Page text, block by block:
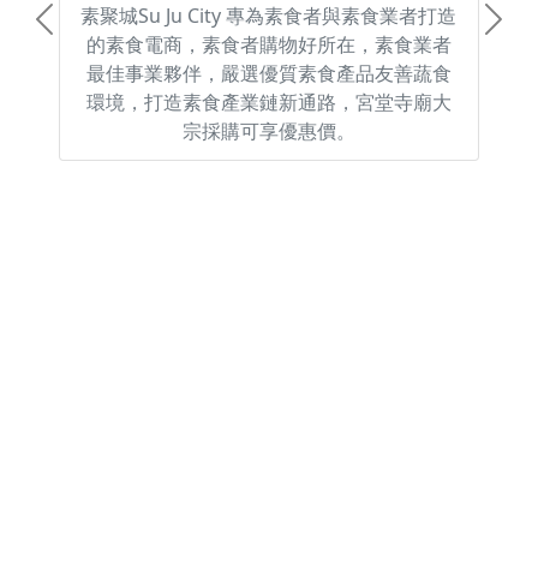
素聚城Su Ju City 專為素食者與素食業者打造
的素食電商，素食者購物好所在，素食業者
最佳事業夥伴，嚴選優質素食產品友善蔬食
環境，打造素食產業鏈新通路，宮堂寺廟大
宗採購可享優惠價。
Previous Next